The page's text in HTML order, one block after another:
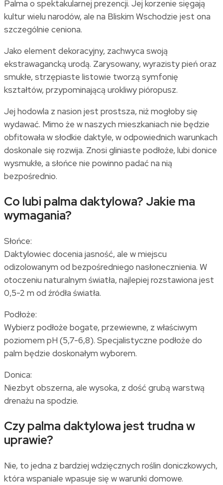
Palma o spektakularnej prezencji. Jej korzenie sięgają
kultur wielu narodów, ale na Bliskim Wschodzie jest ona
szczególnie ceniona.
Jako element dekoracyjny, zachwyca swoją
ekstrawagancką urodą. Zarysowany, wyrazisty pień oraz
smukłe, strzępiaste listowie tworzą symfonię
kształtów, przypominającą urokliwy pióropusz.
Jej hodowla z nasion jest prostsza, niż mogłoby się
wydawać. Mimo że w naszych mieszkaniach nie będzie
obfitowała w słodkie daktyle, w odpowiednich warunkach
doskonale się rozwija. Znosi gliniaste podłoże, lubi donice
wysmukłe, a słońce nie powinno padać na nią
bezpośrednio.
Co lubi palma daktylowa? Jakie ma
wymagania?
Słońce:
Daktylowiec docenia jasność, ale w miejscu
odizolowanym od bezpośredniego nasłonecznienia. W
otoczeniu naturalnym światła, najlepiej rozstawiona jest
0,5-2 m od źródła światła.
Podłoże:
Wybierz podłoże bogate, przewiewne, z właściwym
poziomem pH (5,7-6,8). Specjalistyczne podłoże do
palm będzie doskonałym wyborem.
Donica:
Niezbyt obszerna, ale wysoka, z dość grubą warstwą
drenażu na spodzie.
Czy palma daktylowa jest trudna w
uprawie?
Nie, to jedna z bardziej wdzięcznych roślin doniczkowych,
która wspaniale wpasuje się w warunki domowe.